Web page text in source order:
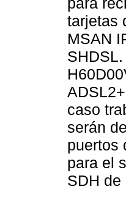
tarjetas
MSAN
caso
serán
puertos
para el
SDH de